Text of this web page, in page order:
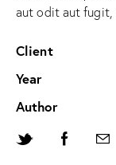
aut odit aut fugit,
Client
Year
Author